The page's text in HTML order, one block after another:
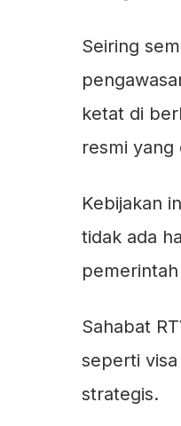
Seiring
ketat di
resmi yang
Kebijakan
tidak ada
Sahabat
seperti
strategis.